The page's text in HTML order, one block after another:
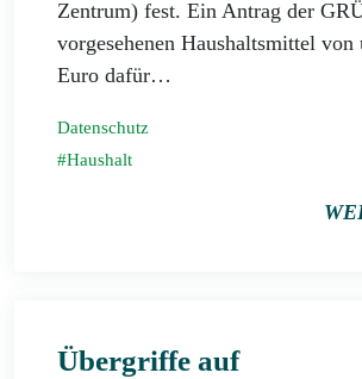
Zentrum) fest. Ein Antrag der
vorgesehenen Haushaltsmittel
Euro dafür…
Datenschutz
Haushalt
Übergriffe auf